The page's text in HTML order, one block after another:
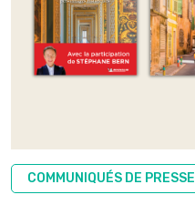
COMMUNIQUÉS DE PRESSE